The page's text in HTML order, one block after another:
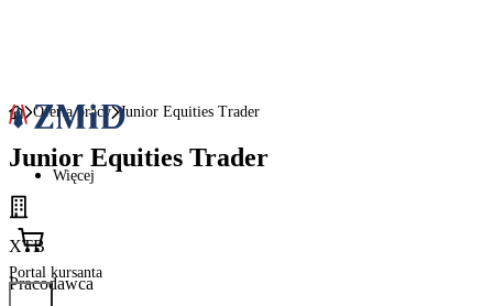
Więcej
Portal kursanta
Oferta pracy Junior Equities Trader
Junior Equities Trader
XTB
Pracodawca